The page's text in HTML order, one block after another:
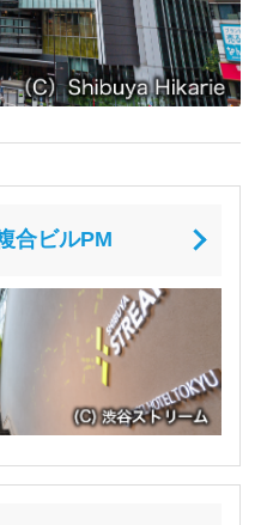
合ビルPM